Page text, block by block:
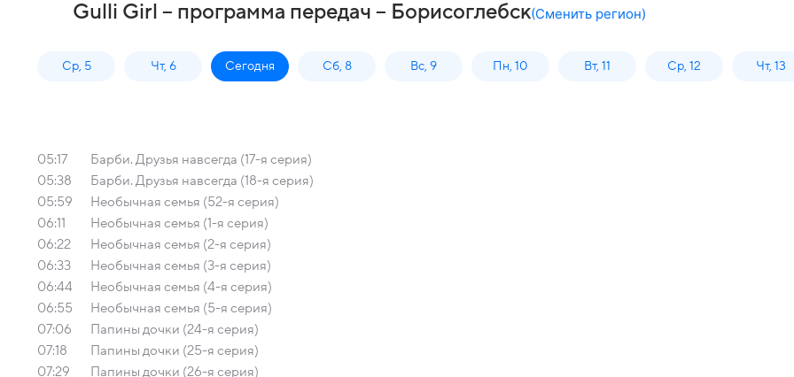
Gulli Girl – программа передач – Борисоглебск(Сменить регион)
Ср, 5 Чт, 6 Сегодня Сб, 8 Вс, 9 Пн, 10 Вт, 11 Ср, 12 Чт, 13
05:17
Барби. Друзья навсегда (17-я серия)
05:38
Барби. Друзья навсегда (18-я серия)
05:59
Необычная семья (52-я серия)
06:11
Необычная семья (1-я серия)
06:22
Необычная семья (2-я серия)
06:33
Необычная семья (3-я серия)
06:44
Необычная семья (4-я серия)
06:55
Необычная семья (5-я серия)
07:06
Папины дочки (24-я серия)
07:18
Папины дочки (25-я серия)
07:29
Папины дочки (26-я серия)